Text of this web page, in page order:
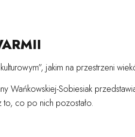
jakim na przestrzeni
Wańkowskiej-Sobiesiak
co po nich pozostało.